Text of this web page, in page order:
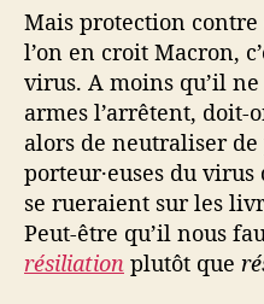
Mais protection contre
l’on en croit Macron,
virus. A moins qu’il
armes l’arrêtent, doit-
alors de neutraliser de
porteur·euses du virus
se rueraient sur les
Peut-être qu’il nous
résiliation plutôt que